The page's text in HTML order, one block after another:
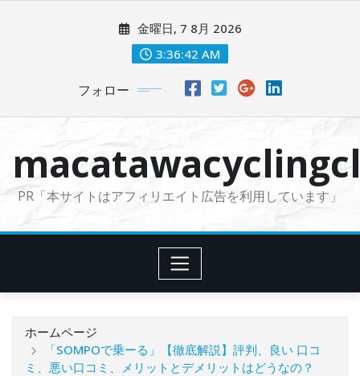
に
金曜日, 7 8月 2026
3:36:43 AM
フォロー
PR「本サイトはアフィリエイト広告を利用しています」
ホームページ
「SOMPOで乗ーる」【徹底解説】評判、良い 口コ
ミ、悪い口コミ、メリットとデメリットはどうなの？